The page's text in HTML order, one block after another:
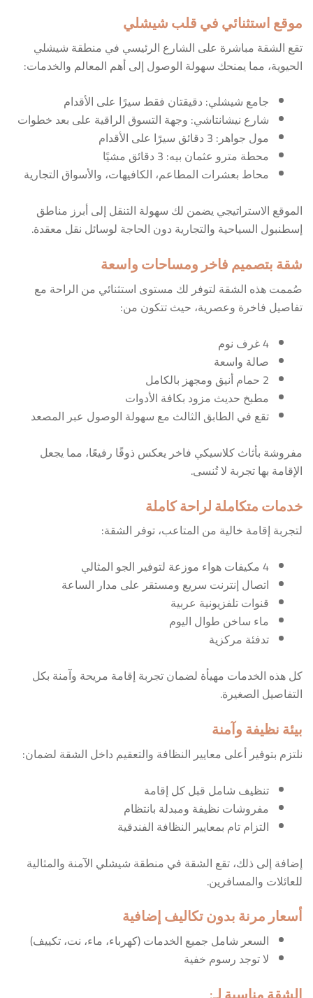
موقع استثنائي في قلب شيشلي
تقع الشقة مباشرة على الشارع الرئيسي في منطقة شيشلي
الحيوية، مما يمنحك سهولة الوصول إلى أهم المعالم والخدمات:
جامع شيشلي: دقيقتان فقط سيرًا على الأقدام
شارع نيشانتاشي: وجهة التسوق الراقية على بعد خطوات
مول جواهر: 3 دقائق سيرًا على الأقدام
محطة مترو عثمان بيه: 3 دقائق مشيًا
محاط بعشرات المطاعم، الكافيهات، والأسواق التجارية
الموقع الاستراتيجي يضمن لك سهولة التنقل إلى أبرز مناطق
إسطنبول السياحية والتجارية دون الحاجة لوسائل نقل معقدة.
شقة بتصميم فاخر ومساحات واسعة
صُممت هذه الشقة لتوفر لك مستوى استثنائي من الراحة مع
تفاصيل فاخرة وعصرية، حيث تتكون من:
4 غرف نوم
صالة واسعة
2 حمام أنيق ومجهز بالكامل
مطبخ حديث مزود بكافة الأدوات
تقع في الطابق الثالث مع سهولة الوصول عبر المصعد
مفروشة بأثاث كلاسيكي فاخر يعكس ذوقًا رفيعًا، مما يجعل
الإقامة بها تجربة لا تُنسى.
خدمات متكاملة لراحة كاملة
لتجربة إقامة خالية من المتاعب، توفر الشقة:
4 مكيفات هواء موزعة لتوفير الجو المثالي
اتصال إنترنت سريع ومستقر على مدار الساعة
قنوات تلفزيونية عربية
ماء ساخن طوال اليوم
تدفئة مركزية
كل هذه الخدمات مهيأة لضمان تجربة إقامة مريحة وآمنة بكل
التفاصيل الصغيرة.
بيئة نظيفة وآمنة
نلتزم بتوفير أعلى معايير النظافة والتعقيم داخل الشقة لضمان:
تنظيف شامل قبل كل إقامة
مفروشات نظيفة ومبدلة بانتظام
التزام تام بمعايير النظافة الفندقية
إضافة إلى ذلك، تقع الشقة في منطقة شيشلي الآمنة والمثالية
للعائلات والمسافرين.
أسعار مرنة بدون تكاليف إضافية
السعر شامل جميع الخدمات (كهرباء، ماء، نت، تكييف)
لا توجد رسوم خفية